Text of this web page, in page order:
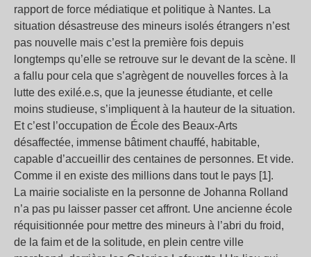
rapport de force médiatique et politique à Nantes. La
situation désastreuse des mineurs isolés étrangers n’est
pas nouvelle mais c’est la première fois depuis
longtemps qu’elle se retrouve sur le devant de la scène. Il
a fallu pour cela que s’agrègent de nouvelles forces à la
lutte des exilé.e.s, que la jeunesse étudiante, et celle
moins studieuse, s’impliquent à la hauteur de la situation.
Et c’est l’occupation de École des Beaux-Arts
désaffectée, immense bâtiment chauffé, habitable,
capable d’accueillir des centaines de personnes. Et vide.
Comme il en existe des millions dans tout le pays [1].
La mairie socialiste en la personne de Johanna Rolland
n’a pas pu laisser passer cet affront. Une ancienne école
réquisitionnée pour mettre des mineurs à l’abri du froid,
de la faim et de la solitude, en plein centre ville